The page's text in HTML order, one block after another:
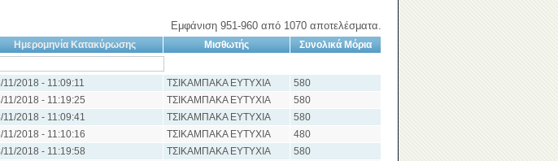
Εμφάνιση 951-960 από 1070 αποτελέσματα.
Ημερομηνία Κατακύρωσης Μισθωτής Συνολικά Μόρια
11/2018 - 11:09:11 ΤΣΙΚΑΜΠΑΚΑ ΕΥΤΥΧΙΑ
580
11/2018 - 11:19:25 ΤΣΙΚΑΜΠΑΚΑ ΕΥΤΥΧΙΑ
580
11/2018 - 11:09:41 ΤΣΙΚΑΜΠΑΚΑ ΕΥΤΥΧΙΑ
580
11/2018 - 11:10:16 ΤΣΙΚΑΜΠΑΚΑ ΕΥΤΥΧΙΑ
480
11/2018 - 11:19:58 ΤΣΙΚΑΜΠΑΚΑ ΕΥΤΥΧΙΑ
580